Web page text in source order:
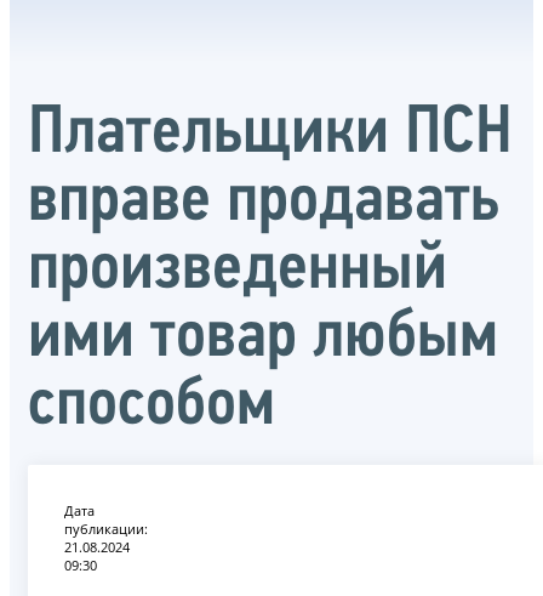
Плательщики ПСН
вправе продавать
произведенный
ими товар любым
способом
Дата
публикации:
21.08.2024
09:30